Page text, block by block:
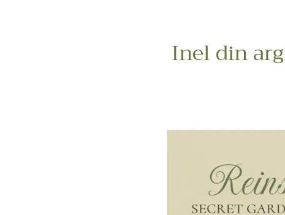
Inel din